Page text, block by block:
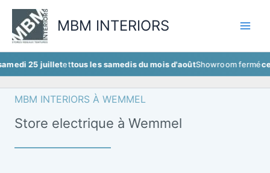
Aller
contenu
MBM INTERIORS
juillet ettous les samedis du mois d'aoûtShowroom ferméce samedi
MBM INTERIORS À WEMMEL
Store electrique à Wemmel